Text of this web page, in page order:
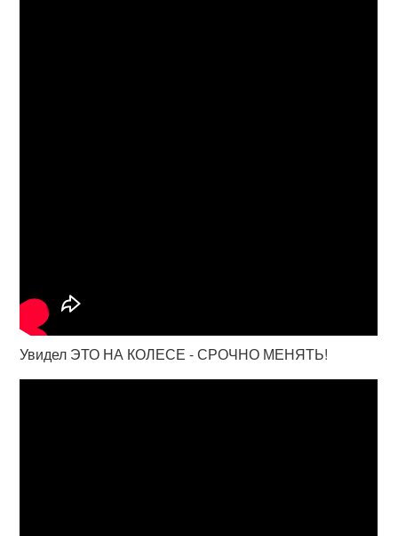
Увидел ЭТО НА КОЛЕСЕ - СРОЧНО МЕНЯТЬ!